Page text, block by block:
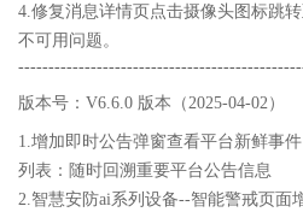
4.修复消息详情页点击摄像头图标跳
不可用问题。
版本号：V6.6.0 版本（2025-04-02）
1.增加即时公告弹窗查看平台新鲜事
列表：随时回溯重要平台公告信息
2.智慧安防ai系列设备--智能警戒页面